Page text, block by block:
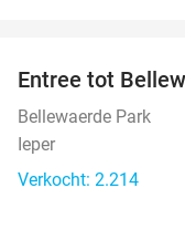
Entree tot
Bellewaerde Park
Ieper
Verkocht: 2.214